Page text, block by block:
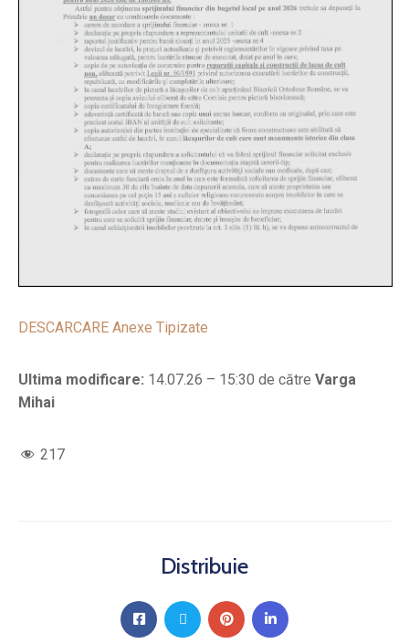
DESCARCARE Anexe Tipizate
Ultima modificare: 14.07.26 – 15:30 de către Varga
Mihai
217
Distribuie